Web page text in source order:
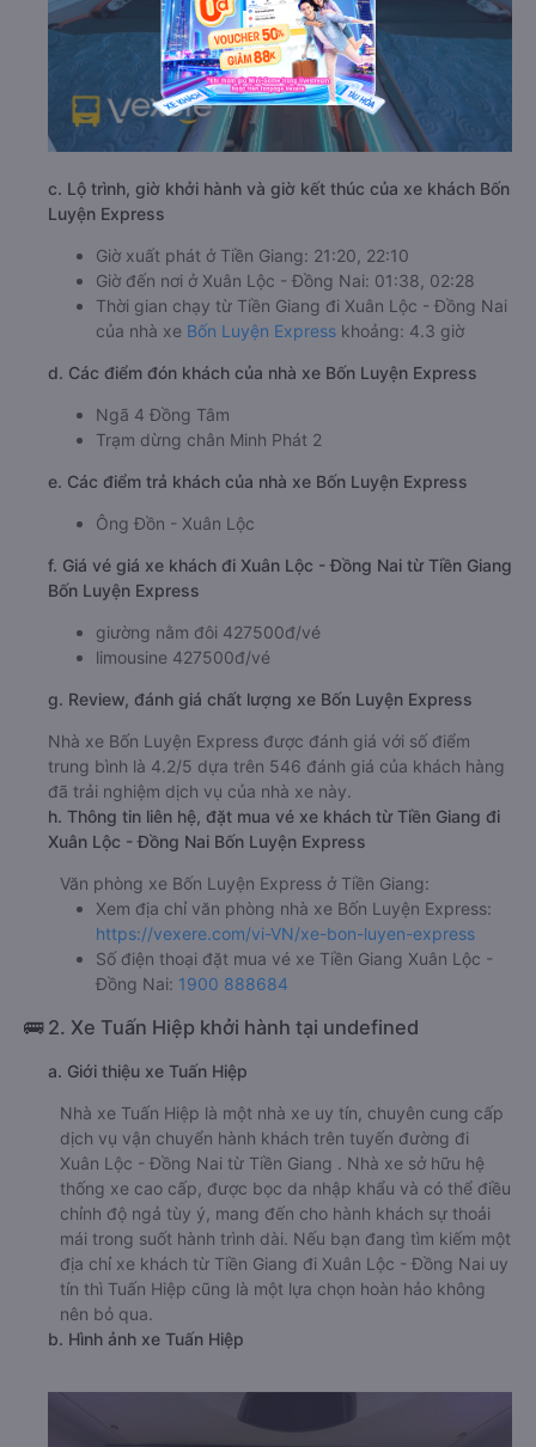
c. Lộ trình, giờ khởi hành và giờ kết thúc của xe khách Bốn
Luyện Express
Giờ xuất phát ở Tiền Giang: 21:20, 22:10
Giờ đến nơi ở Xuân Lộc - Đồng Nai: 01:38, 02:28
Thời gian chạy từ Tiền Giang đi Xuân Lộc - Đồng Nai
của nhà xe Bốn Luyện Express khoảng: 4.3 giờ
d. Các điểm đón khách của nhà xe Bốn Luyện Express
Ngã 4 Đồng Tâm
Trạm dừng chân Minh Phát 2
e. Các điểm trả khách của nhà xe Bốn Luyện Express
Ông Đồn - Xuân Lộc
f. Giá vé giá xe khách đi Xuân Lộc - Đồng Nai từ Tiền Giang
Bốn Luyện Express
giường nằm đôi 427500đ/vé
limousine 427500đ/vé
g. Review, đánh giá chất lượng xe Bốn Luyện Express
Nhà xe Bốn Luyện Express được đánh giá với số điểm
trung bình là 4.2/5 dựa trên 546 đánh giá của khách hàng
đã trải nghiệm dịch vụ của nhà xe này.
h. Thông tin liên hệ, đặt mua vé xe khách từ Tiền Giang đi
Xuân Lộc - Đồng Nai Bốn Luyện Express
Văn phòng xe Bốn Luyện Express ở Tiền Giang:
Xem địa chỉ văn phòng nhà xe Bốn Luyện Express:
https://vexere.com/vi-VN/xe-bon-luyen-express
Số điện thoại đặt mua vé xe Tiền Giang Xuân Lộc -
Đồng Nai: 1900 888684
🚌 2. Xe Tuấn Hiệp khởi hành tại undefined
a. Giới thiệu xe Tuấn Hiệp
Nhà xe Tuấn Hiệp là một nhà xe uy tín, chuyên cung cấp
dịch vụ vận chuyển hành khách trên tuyến đường đi
Xuân Lộc - Đồng Nai từ Tiền Giang . Nhà xe sở hữu hệ
thống xe cao cấp, được bọc da nhập khẩu và có thể điều
chỉnh độ ngả tùy ý, mang đến cho hành khách sự thoải
mái trong suốt hành trình dài. Nếu bạn đang tìm kiếm một
địa chỉ xe khách từ Tiền Giang đi Xuân Lộc - Đồng Nai uy
tín thì Tuấn Hiệp cũng là một lựa chọn hoàn hảo không
nên bỏ qua.
b. Hình ảnh xe Tuấn Hiệp